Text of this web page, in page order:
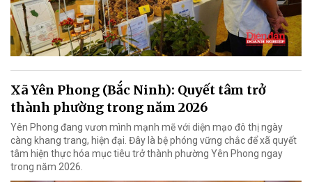
Xã Yên Phong (Bắc Ninh): Quyết tâm trở
thành phường trong năm 2026
Yên Phong đang vươn mình mạnh mẽ với diện mạo đô thị ngày
càng khang trang, hiện đại. Đây là bệ phóng vững chắc để xã quyết
tâm hiện thực hóa mục tiêu trở thành phường Yên Phong ngay
trong năm 2026.